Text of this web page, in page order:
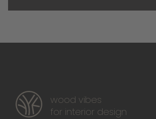
wood vibes
for interior design